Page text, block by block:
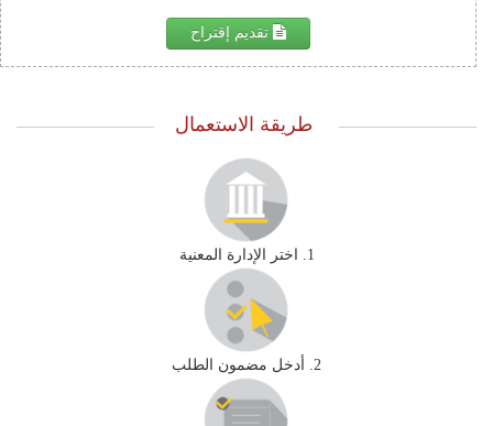
تقديم إقتراح
طريقة الاستعمال
1. اختر الإدارة المعنية
2. أدخل مضمون الطلب